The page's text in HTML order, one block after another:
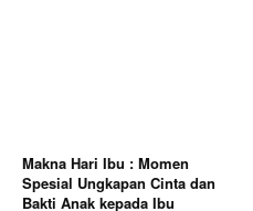
Makna Hari Ibu : Momen
Spesial Ungkapan Cinta dan
Bakti Anak kepada Ibu